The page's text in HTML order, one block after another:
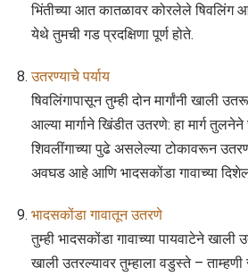
भिंतीच्या आत कातळावर कोरलेले षिवलिंग
येथे तुमची गड प्रदक्षिणा पूर्ण होते.
उतरण्याचे पर्याय
षिवलिंगापासून तुम्ही दोन मार्गांनी खाली
आल्या मार्गाने खिंडीत उतरणे: हा मार्ग
शिवलींगाच्या पुढे असलेल्या टोकावरून
अवघड आहे आणि भादसकोंडा गावाच्या
भादसकोंडा गावातून उतरणे
तुम्ही भादसकोंडा गावाच्या पायवाटेने
खाली उतरल्यावर तुम्हाला वडुस्ते – ताम्हणी